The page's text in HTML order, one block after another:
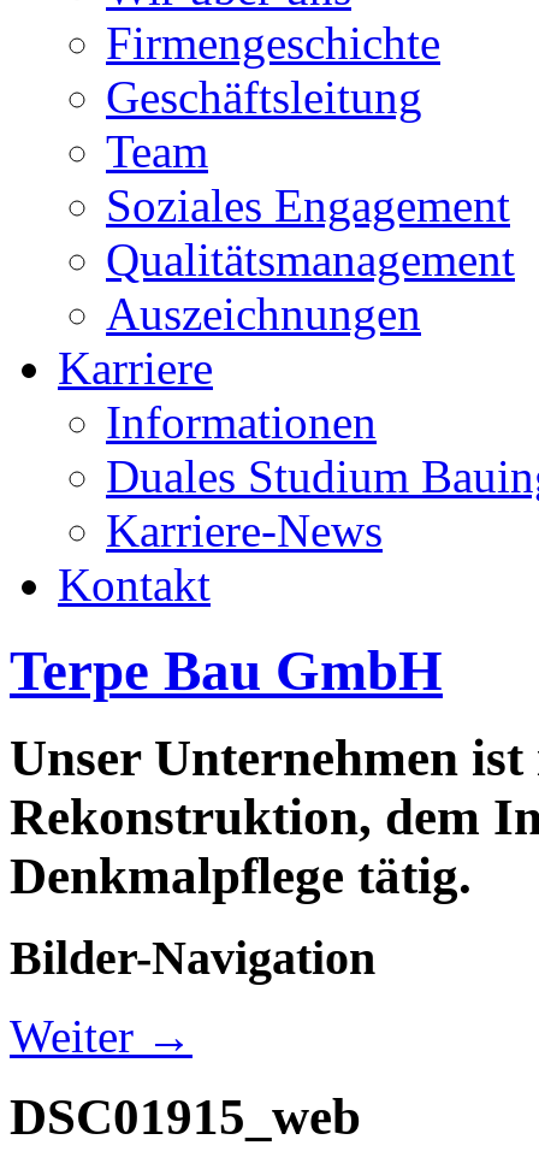
Firmengeschichte
Geschäftsleitung
Team
Soziales Engagement
Qualitätsmanagement
Auszeichnungen
Karriere
Informationen
Duales Studium
Karriere-News
Kontakt
Terpe Bau GmbH
Unser Unternehmen
Rekonstruktion, dem
Denkmalpflege tätig.
Bilder-Navigation
Weiter →
DSC01915_web